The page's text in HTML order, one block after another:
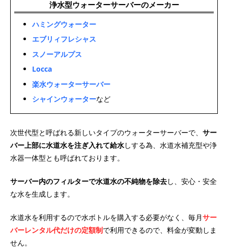
浄水型ウォーターサーバーのメーカー
ハミングウォーター
エブリィフレシャス
スノーアルプス
Locca
楽水ウォーターサーバー
シャインウォーターなど
次世代型と呼ばれる新しいタイプのウォーターサーバーで、 サー
バー上部に水道水を注ぎ入れて給水しする為、水道水補充型や浄
水器一体型とも呼ばれております。
サーバー内のフィルターで水道水の不純物を除去し、安心・安全
な水を生成します。
水道水を利用するので水ボトルを購入する必要がなく、毎月サー
バーレンタル代だけの定額制で利用できるので、料金が変動しま
せん。